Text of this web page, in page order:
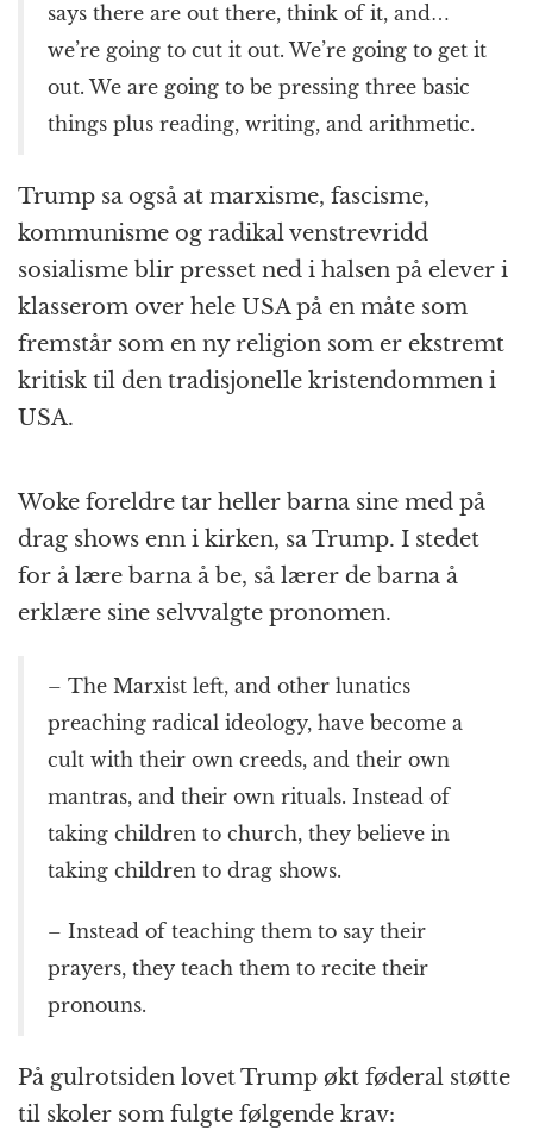
says there are out there, think of it, and…
we’re going to cut it out. We’re going to get it
out. We are going to be pressing three basic
things plus reading, writing, and arithmetic.
Trump sa også at marxisme, fascisme,
kommunisme og radikal venstrevridd
sosialisme blir presset ned i halsen på elever i
klasserom over hele USA på en måte som
fremstår som en ny religion som er ekstremt
kritisk til den tradisjonelle kristendommen i
USA.
Woke foreldre tar heller barna sine med på
drag shows enn i kirken, sa Trump. I stedet
for å lære barna å be, så lærer de barna å
erklære sine selvvalgte pronomen.
– The Marxist left, and other lunatics
preaching radical ideology, have become a
cult with their own creeds, and their own
mantras, and their own rituals. Instead of
taking children to church, they believe in
taking children to drag shows.
– Instead of teaching them to say their
prayers, they teach them to recite their
pronouns.
På gulrotsiden lovet Trump økt føderal støtte
til skoler som fulgte følgende krav: